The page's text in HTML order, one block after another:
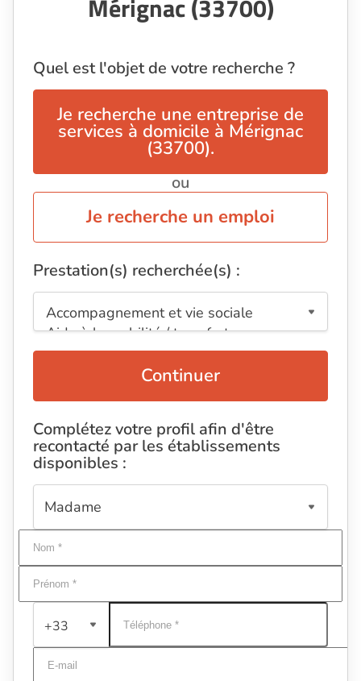
Mérignac (33700)
Quel est l'objet de votre recherche ?
Je recherche une entreprise de
services à domicile à Mérignac
(33700).
ou
Je recherche un emploi
Prestation(s) recherchée(s) :
Continuer
Complétez votre profil afin d'être
recontacté par les établissements
disponibles :
+33